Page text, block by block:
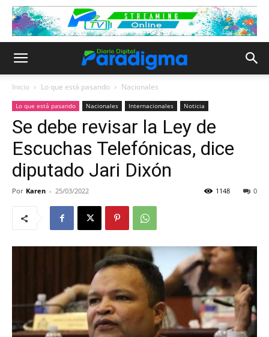
Inicio Lo que está pasando Nacionales
Lo que está pasando Nacionales Internacionales Noticia
Se debe revisar la Ley de
Escuchas Telefónicas, dice
diputado Jari Dixón
Por Karen - 25/03/2022 0
1148